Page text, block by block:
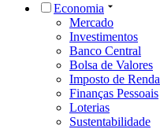
Economia
Mercado
Investimentos
Banco Central
Bolsa de Valores
Imposto de Renda
Finanças Pessoais
Loterias
Sustentabilidade